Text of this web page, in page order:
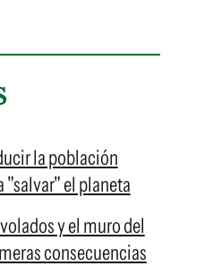
la población
"salvar" el planeta
y el muro del
consecuencias